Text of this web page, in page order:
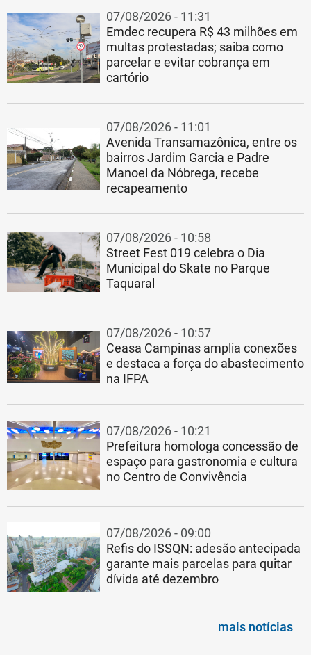
07/08/2026 - 11:31
Emdec recupera R$ 43 milhões em
multas protestadas; saiba como
parcelar e evitar cobrança em
cartório
07/08/2026 - 11:01
Avenida Transamazônica, entre os
bairros Jardim Garcia e Padre
Manoel da Nóbrega, recebe
recapeamento
07/08/2026 - 10:58
Street Fest 019 celebra o Dia
Municipal do Skate no Parque
Taquaral
07/08/2026 - 10:57
Ceasa Campinas amplia conexões
e destaca a força do abastecimento
na IFPA
07/08/2026 - 10:21
Prefeitura homologa concessão de
espaço para gastronomia e cultura
no Centro de Convivência
07/08/2026 - 09:00
Refis do ISSQN: adesão antecipada
garante mais parcelas para quitar
dívida até dezembro
mais notícias